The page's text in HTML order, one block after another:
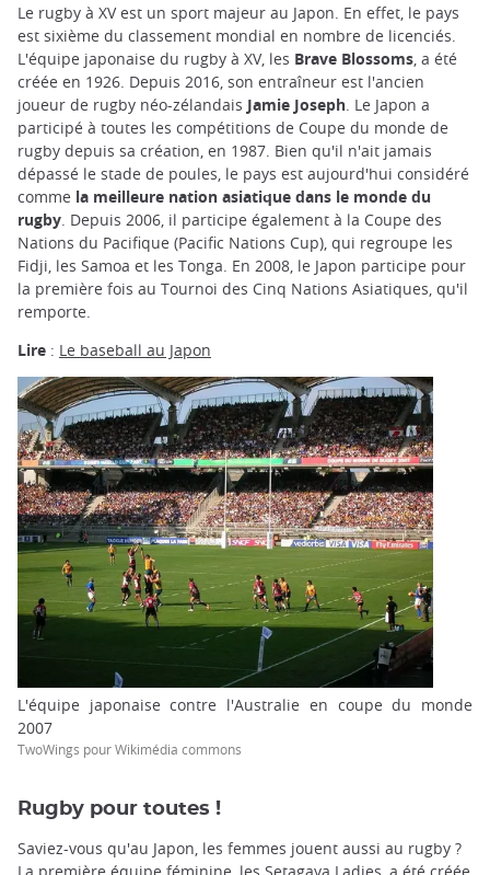
Le rugby à XV est un sport majeur au Japon. En effet, le pays
est sixième du classement mondial en nombre de licenciés.
L'équipe japonaise du rugby à XV, les Brave Blossoms , a été
créée en 1926. Depuis 2016, son entraîneur est l'ancien
joueur de rugby néo-zélandais Jamie Joseph . Le Japon a
participé à toutes les compétitions de Coupe du monde de
rugby depuis sa création, en 1987. Bien qu'il n'ait jamais
dépassé le stade de poules, le pays est aujourd'hui considéré
comme la meilleure nation asiatique dans le monde du
rugby . Depuis 2006, il participe également à la Coupe des
Nations du Pacifique (Pacific Nations Cup), qui regroupe les
Fidji, les Samoa et les Tonga. En 2008, le Japon participe pour
la première fois au Tournoi des Cinq Nations Asiatiques, qu'il
remporte.
Lire : Le baseball au Japon
L'équipe japonaise contre l'Australie en coupe du monde
2007
TwoWings pour Wikimédia commons
Rugby pour toutes !
Saviez-vous qu'au Japon, les femmes jouent aussi au rugby ?